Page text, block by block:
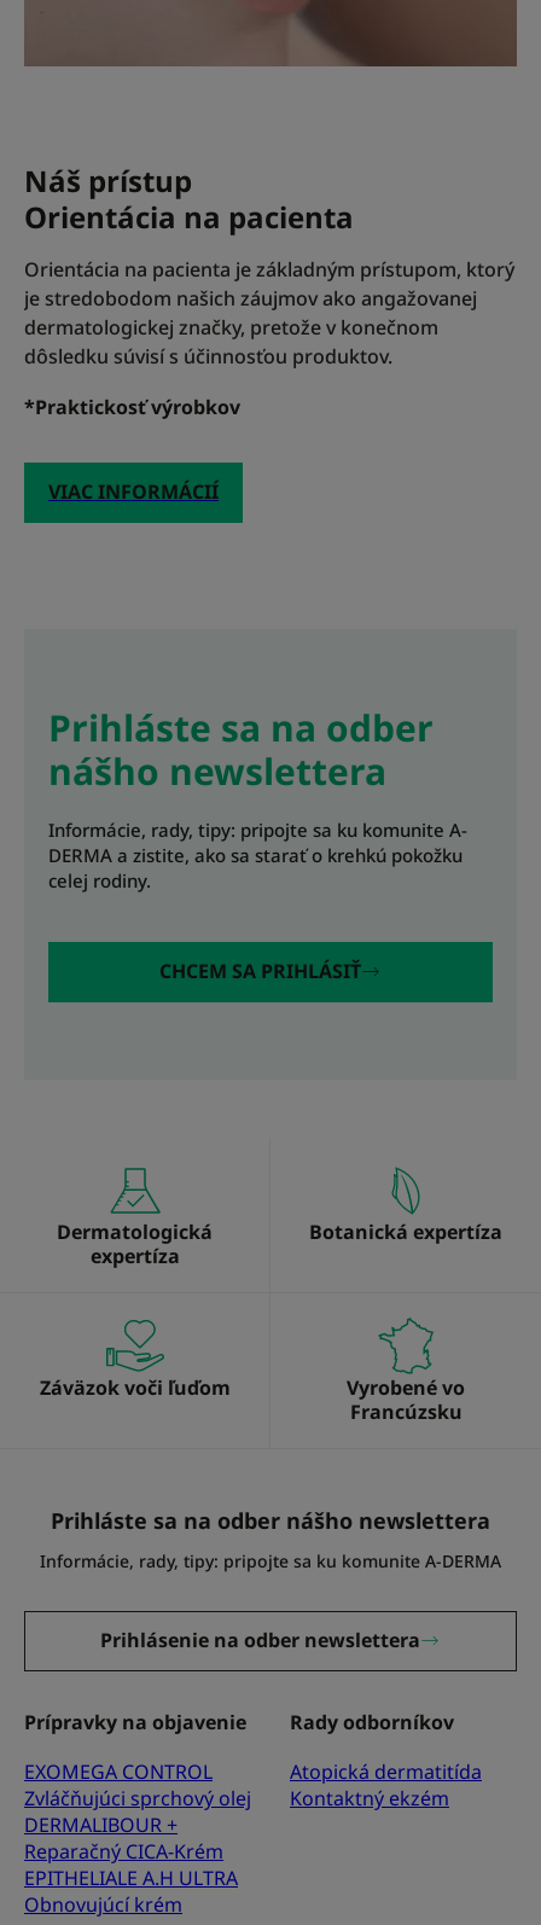
Náš prístup
Orientácia na pacienta
Orientácia na pacienta je základným prístupom, ktorý
je stredobodom našich záujmov ako angažovanej
dermatologickej značky, pretože v konečnom
dôsledku súvisí s účinnosťou produktov.
*Praktickosť výrobkov
VIAC INFORMÁCIÍ
Prihláste sa na odber
nášho newslettera
Informácie, rady, tipy: pripojte sa ku komunite A-
DERMA a zistite, ako sa starať o krehkú pokožku
celej rodiny.
CHCEM SA PRIHLÁSIŤ
Dermatologická
expertíza
Botanická expertíza
Záväzok voči ľuďom
Vyrobené vo
Francúzsku
Prihláste sa na odber nášho newslettera
Informácie, rady, tipy: pripojte sa ku komunite A-DERMA
Prihlásenie na odber newslettera
Prípravky na objavenie
EXOMEGA CONTROL
Zvláčňujúci sprchový olej
DERMALIBOUR +
Reparačný CICA-Krém
EPITHELIALE A.H ULTRA
Obnovujúcí krém
Rady odborníkov
Atopická dermatitída
Kontaktný ekzém